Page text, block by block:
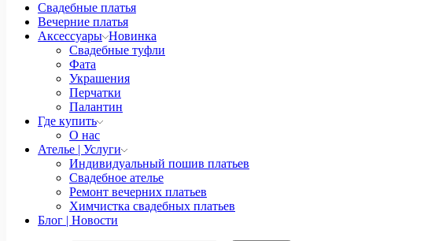
Свадебные платья
Вечерние платья
Аксессуары Новинка
Свадебные туфли
Фата
Украшения
Перчатки
Палантин
Где купить
О нас
Ателье | Услуги
Индивидуальный пошив платьев
Свадебное ателье
Ремонт вечерних платьев
Химчистка свадебных платьев
Блог | Новости